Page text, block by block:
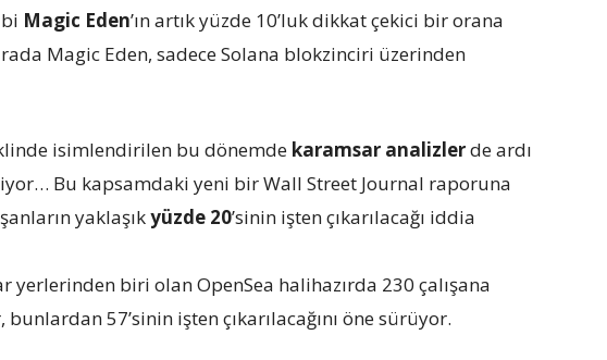
Magic Eden’ın artık yüzde 10’luk dikkat çekici bir orana
Magic Eden, sadece Solana blokzinciri üzerinden
isimlendirilen bu dönemde karamsar analizlerde ardı
Bu kapsamdaki yeni bir Wall Street Journal raporuna
yaklaşıkyüzde 20’sinin işten çıkarılacağı iddia
yerlerinden biri olan OpenSea halihazırda 230 çalışana
57’sinin işten çıkarılacağını öne sürüyor.